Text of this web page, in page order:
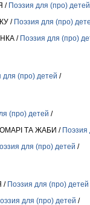
/ Поэзия для (про) детей
/ Поэзия для (про)
/ Поэзия для (про)
для (про) детей /
(про) детей /
ТА ЖАБИ / Поэзия
для (про) детей /
/ Поэзия для (про) детей
для (про) детей /